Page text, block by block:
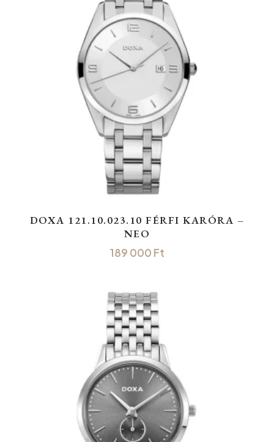
DOXA 121.10.023.10 FÉRFI KARÓRA –
NEO
189 000 Ft